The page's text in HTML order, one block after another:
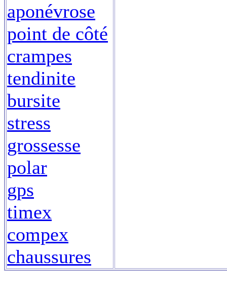
aponévrose
point de côté
crampes
tendinite
bursite
stress
grossesse
polar
gps
timex
compex
chaussures